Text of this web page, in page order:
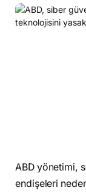
ABD yönetimi,
endişeleri